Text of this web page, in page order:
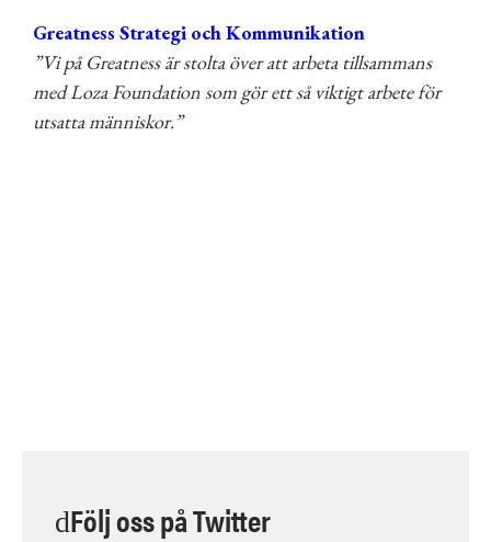
Greatness Strategi och Kommunikation
”Vi på Greatness är stolta över att arbeta tillsammans
med Loza Foundation som gör ett så viktigt arbete för
utsatta människor.”
Följ oss på Twitter